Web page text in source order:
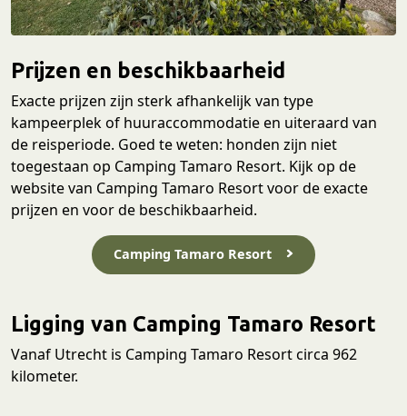
Prijzen en beschikbaarheid
Exacte prijzen zijn sterk afhankelijk van type
kampeerplek of huuraccommodatie en uiteraard van
de reisperiode. Goed te weten: honden zijn niet
toegestaan op Camping Tamaro Resort. Kijk op de
website van Camping Tamaro Resort voor de exacte
prijzen en voor de beschikbaarheid.
Camping Tamaro Resort
Ligging van Camping Tamaro Resort
Vanaf Utrecht is Camping Tamaro Resort circa 962
kilometer.